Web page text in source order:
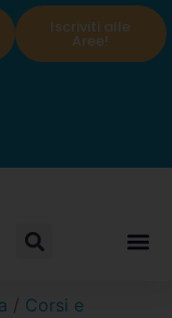
Iscriviti alle
Aree!
/ Corsi e